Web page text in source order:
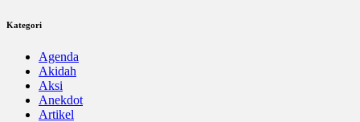
Kategori
Agenda
Akidah
Aksi
Anekdot
Artikel